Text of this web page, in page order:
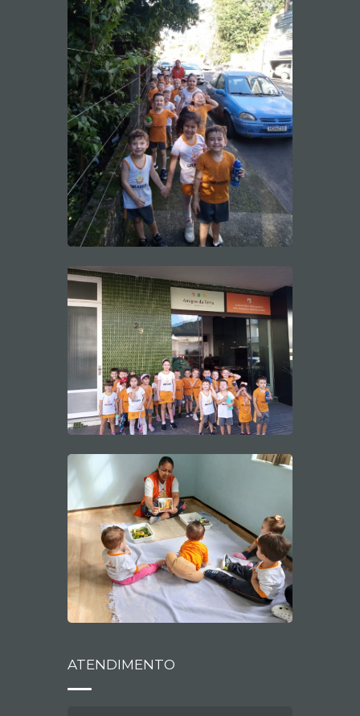
ATENDIMENTO